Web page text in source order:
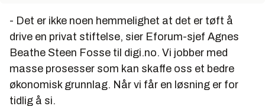
- Det er ikke noen hemmelighet at det er tøft å
drive en privat stiftelse, sier Eforum-sjef Agnes
Beathe Steen Fosse til digi.no. Vi jobber med
masse prosesser som kan skaffe oss et bedre
økonomisk grunnlag. Når vi får en løsning er for
tidlig å si.